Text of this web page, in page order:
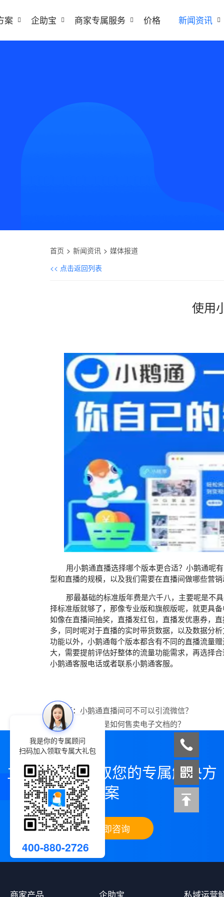
案 企助宝 商家专属服务 价格 新闻资讯
首页 新闻资讯
媒体报道
<< 点击返回列表
使用
用小鹅通直播选择哪个版本更合适？小鹅通呢有
型和直播的规模，以及我们需要在直播间做哪些营
那最基础的标准版年费是六千八，主要呢是不具
择标准版就够了，那像专业版和旗舰版呢，就更具
如像在直播间抽奖，直播发红包，直播发优惠券，
多，同时呢对于直播的实时带货数据，以及数据分
功能以外，小鹅通每个版本都含有不同的直播流量
大，需要提前评估好整体的流量功能需求，再选择
小鹅通客服电话或者联系小鹅通客服。
上一篇： 小鹅通直播间可不可以引流微信？
下一篇：
小鹅通是如何售卖电子文档的？
立即咨询，领取您的专属解决方
案
立即咨询
商家产品 企助宝 私域运营
我是你的专属顾问
扫码加入领取专属大礼包
400-880-2726